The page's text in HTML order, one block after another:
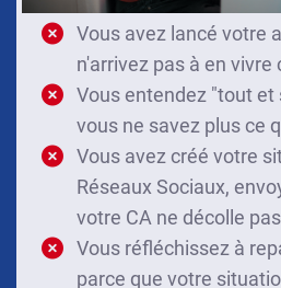
Vous avez lancé votre
n'arrivez pas à en
Vous entendez "tout et
vous ne savez plus ce
Vous avez créé votre
Réseaux Sociaux,
votre CA ne décolle pas
Vous réfléchissez à
parce que votre